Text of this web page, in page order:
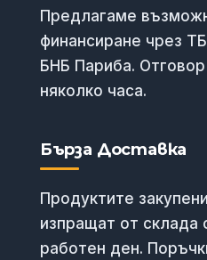
Предлагаме
финансиране чрез
БНБ Париба.
няколко часа.
Бърза Доставка
Продуктите
изпращат от
работен ден.